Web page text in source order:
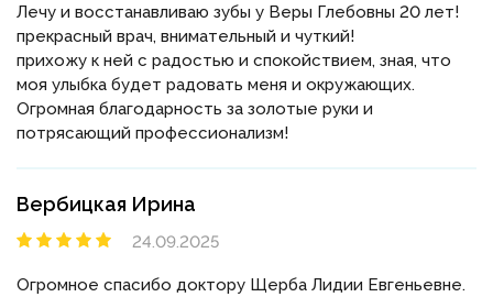
Лечу и восстанавливаю зубы у Веры Глебовны 20 лет!
прекрасный врач, внимательный и чуткий!
прихожу к ней с радостью и спокойствием, зная, что
моя улыбка будет радовать меня и окружающих.
Огромная благодарность за золотые руки и
потрясающий профессионализм!
Вербицкая Ирина
24.09.2025
Огромное спасибо доктору Щерба Лидии Евгеньевне.